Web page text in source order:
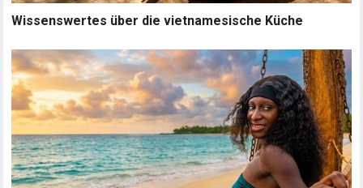
Wissenswertes über die vietnamesische Küche